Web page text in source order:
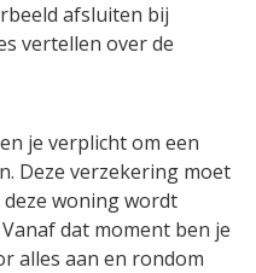
afsluiten bij
vertellen over de
je verplicht om een
Deze verzekering moet
woning wordt
dat moment ben je
alles aan en rondom